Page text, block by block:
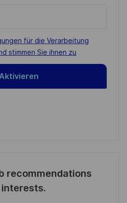
für die Verarbeitung
stimmen Sie ihnen zu
Aktivieren
recommendations